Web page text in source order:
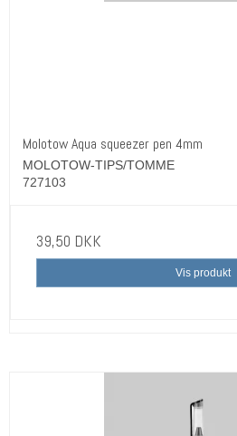
Molotow Aqua squeezer pen 4mm
MOLOTOW-TIPS/TOMME
727103
39,50 DKK
Vis produkt